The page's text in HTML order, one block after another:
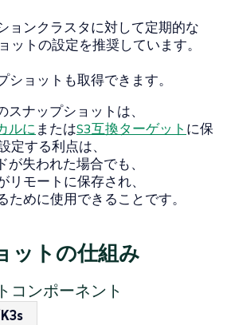
ョンクラスタに対して定期的な
トの設定を推奨しています。
ショットも取得できます。
ナップショットは、
ルにまたはS3互換ターゲット に保
定する利点は、
失われた場合でも、
リモートに保存され、
ために使用できることです。
ットの仕組み
コンポーネント